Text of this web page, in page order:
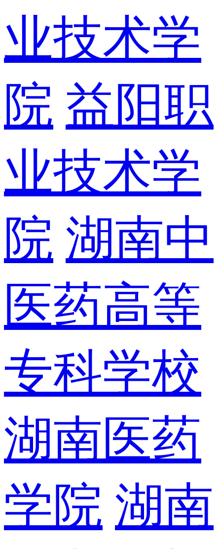
业技术学
院 益阳职
业技术学
院 湖南中
医药高等
专科学校
湖南医药
学院 湖南